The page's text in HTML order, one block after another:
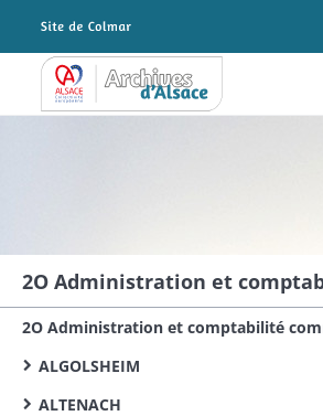
Archives Alsace - Colmar
2O Administration et comptabilité
ALGOLSHEIM
ALTENACH